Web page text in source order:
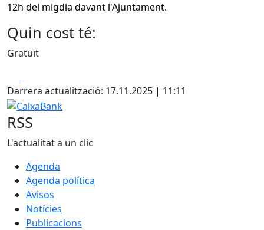
12h del migdia davant l'Ajuntament.
Quin cost té:
Gratuït
Darrera actualització: 17.11.2025 | 11:11
CaixaBank
RSS
L'actualitat a un clic
Agenda
Agenda política
Avisos
Notícies
Publicacions